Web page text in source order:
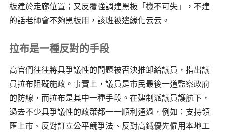
板建於走廊位置；又反覆強調建黑板「機不可失」，不建
的話老師會不夠黑板用，該班被邊緣化云云。
拉布是一種反對的手段
高官們往往將具爭議性的問題被否決推卸給議員，指出議
員拉布阻礙施政。事實上，議員是市民最後一道監察政府
的防線，而拉布是其中一種手段。在建制派議員護航下，
過去不少具爭議性的政策都一一順利通過，例如：支持領
匯上市、反對訂立公平競爭法、反對高鐵優先僱用本地工